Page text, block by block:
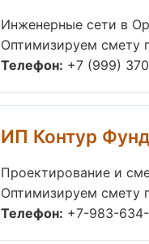
Инженерные сети в
Оптимизируем смету
Телефон: +7 (999)
ИП Контур
Проектирование и
Оптимизируем смету
Телефон: +7-983-